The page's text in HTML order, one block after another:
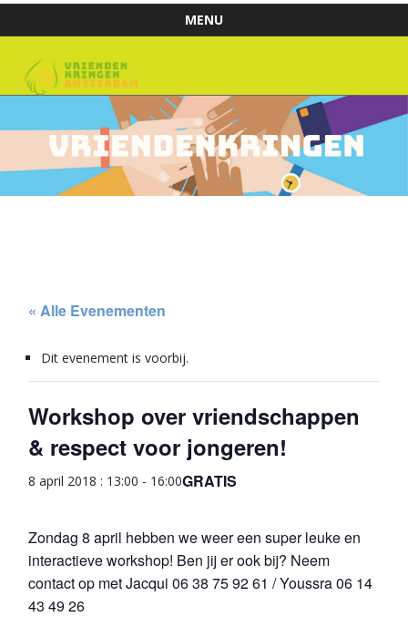
MENU
« Alle Evenementen
Dit evenement is voorbij.
Workshop over vriendschappen
& respect voor jongeren!
8 april 2018 : 13:00 - 16:00GRATIS
Zondag 8 april hebben we weer een super leuke en
interactieve workshop! Ben jij er ook bij? Neem
contact op met Jacqui 06 38 75 92 61 / Youssra 06 14
43 49 26